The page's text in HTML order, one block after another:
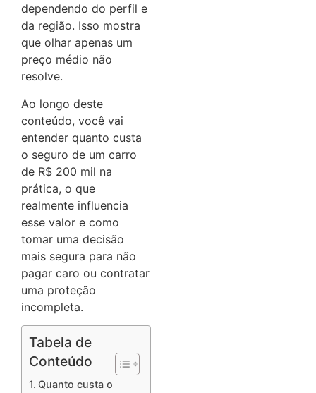
dependendo do perfil e
da região. Isso mostra
que olhar apenas um
preço médio não
resolve.
Ao longo deste
conteúdo, você vai
entender quanto custa
o seguro de um carro
de R$ 200 mil na
prática, o que
realmente influencia
esse valor e como
tomar uma decisão
mais segura para não
pagar caro ou contratar
uma proteção
incompleta.
Tabela de
Conteúdo
Quanto custa o